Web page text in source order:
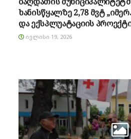
ხანისწყალზე 2,78 მვტ
და ექსპლუატაციის
ᲘᲕᲚᲘᲡᲘ 19, 2026